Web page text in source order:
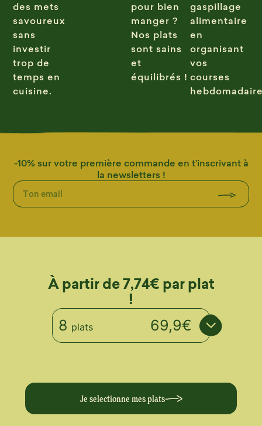
des mets
savoureux
sans
investir
trop de
temps en
cuisine.
pour bien
manger ?
Nos plats
sont sains
et
équilibrés !
gaspillage
alimentaire
en
organisant
vos
courses
-10% sur votre première commande en t’inscrivant à
la newsletters !
À partir de 7,74€ par plat
!
8 plats 69,9€
Je selectionne mes plats